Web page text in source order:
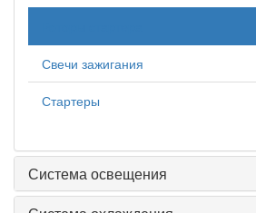
Свечи зажигания
Стартеры
Система освещения